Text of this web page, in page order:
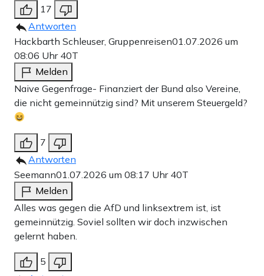
17
Antworten
Hackbarth Schleuser, Gruppenreisen01.07.2026 um
08:06 Uhr 40T
Melden
Naive Gegenfrage- Finanziert der Bund also Vereine,
die nicht gemeinnützig sind? Mit unserem Steuergeld?
7
Antworten
Seemann01.07.2026 um 08:17 Uhr 40T
Melden
Alles was gegen die AfD und linksextrem ist, ist
gemeinnützig. Soviel sollten wir doch inzwischen
gelernt haben.
5